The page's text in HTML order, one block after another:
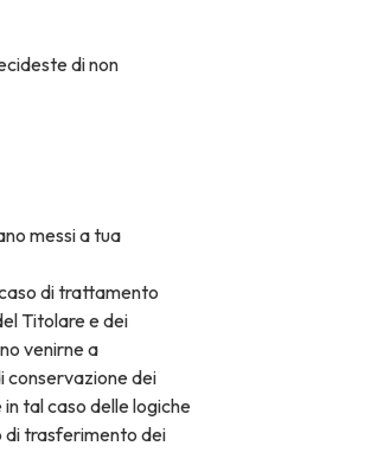
di non
messi a tua
di trattamento
Titolare e dei
venirne a
conservazione dei
tal caso delle logiche
di trasferimento dei